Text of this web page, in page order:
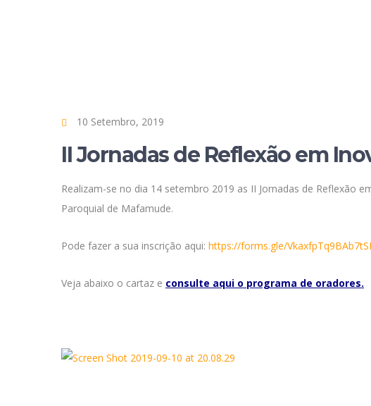
10 Setembro, 2019
II Jornadas de Reflexão em
Realizam-se no dia 14 setembro 2019 as II Jornadas de Reflexão
Paroquial de Mafamude.
Pode fazer a sua inscrição aqui: https://forms.gle/
Veja abaixo o cartaz e consulte aqui o programa de oradores.